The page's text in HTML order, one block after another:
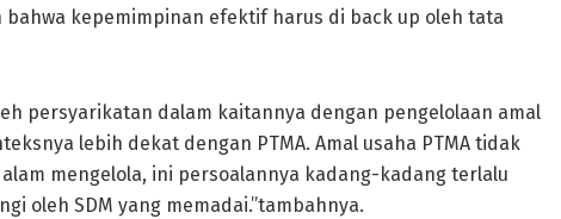
kepemimpinan efektif harus di back up oleh tata
persyarikatan dalam kaitannya dengan pengelolaan amal
lebih dekat dengan PTMA. Amal usaha PTMA tidak
mengelola, ini persoalannya kadang-kadang terlalu
oleh SDM yang memadai.”tambahnya.